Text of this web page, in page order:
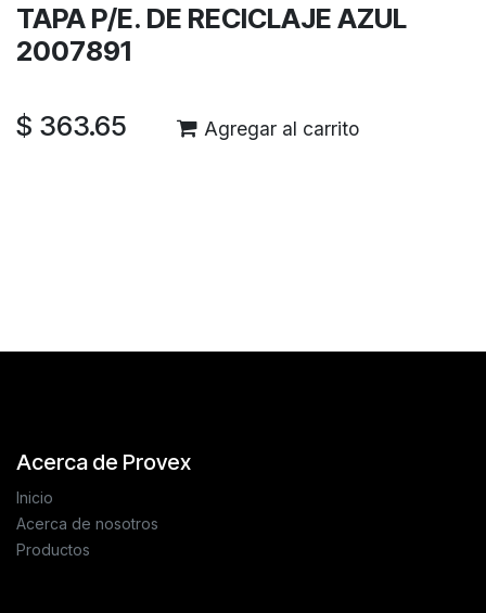
TAPA P/E. DE RECICLAJE AZUL
2007891
$ 363.65 Agregar al carrito
Acerca de Provex
Inicio
Acerca de nosotros
Productos